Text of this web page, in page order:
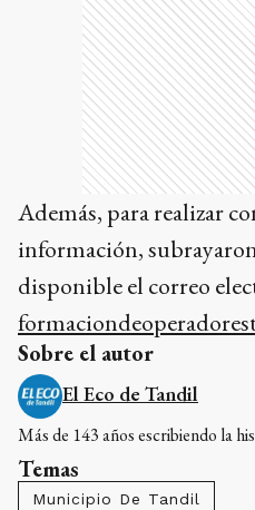
Además, para realizar
información,
disponible el correo
Sobre el autor
El Eco de Tandil
Más de 143 años escribiendo la
Temas
Municipio De Tandil